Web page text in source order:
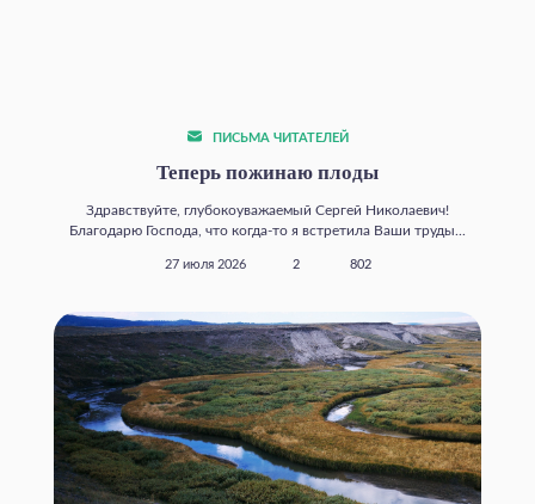
ПИСЬМА ЧИТАТЕЛЕЙ
Теперь пожинаю плоды
Здравствуйте, глубокоуважаемый Сергей Николаевич!
Благодарю Господа, что когда‑то я встретила Ваши труды...
27 июля 2026 2 802